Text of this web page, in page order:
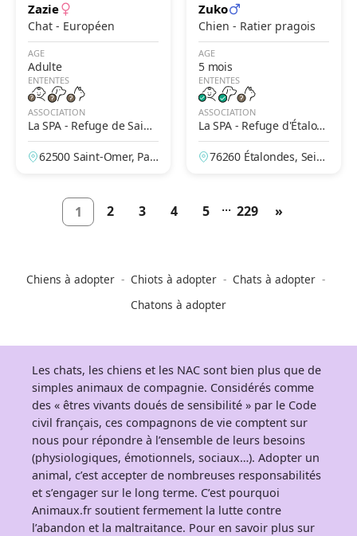
Zazie
Chat - Européen
AGE
Adulte
ENTENTES
ASSOCIATION
La SPA - Refuge de Saint-
Omer – Le Brockus
62500 Saint-Omer, Pas
Zuko
Chien - Ratier pragois
AGE
5 mois
ENTENTES
ASSOCIATION
La SPA - Refuge d'Étalon
des
76260 Étalondes, Sein
1 2 3 4 5 ... 229 »
Chiens à adopter Chiots à adopter
Chats à adopter
Chatons à adopter
Les chats, les chiens et les NAC sont bien plus que de
simples animaux de compagnie. Considérés comme
des « êtres vivants doués de sensibilité » par le Code
civil français, ces compagnons de vie comptent sur
nous pour répondre à l’ensemble de leurs besoins
(physiologiques, émotionnels, sociaux…). Adopter un
animal, c’est accepter de nombreuses responsabilités
et s’engager sur le long terme. C’est pourquoi
Animaux.fr soutient fermement la lutte contre
l’abandon et la maltraitance. Pour en savoir plus sur